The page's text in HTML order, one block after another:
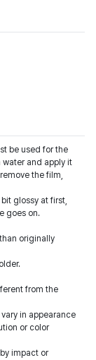
be used for the
water and apply it
the film,
glossy at first,
goes on.
originally
from the
in appearance
or color
impact or